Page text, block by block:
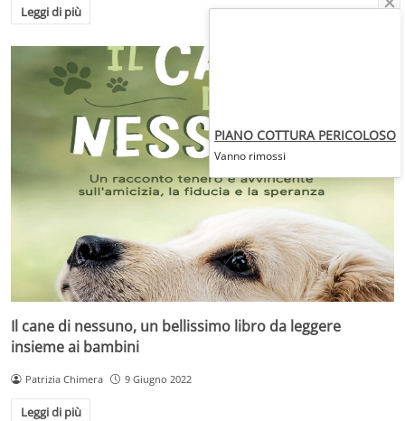
Leggi di più
Il cane di nessuno, un bellissimo libro da leggere
insieme ai bambini
Patrizia Chimera 9 Giugno 2022
Leggi di più
PIANO COTTURA PERICOLOSO
Vanno rimossi